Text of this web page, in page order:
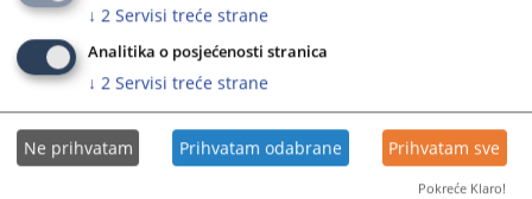
Пратећи документи
Кадровска структура
↓ 2 Servisi treće strane
Analitika o posjećenosti stranica
↓ 2 Servisi treće strane
Ne prihvatam Prihvatam odabrane Prihvatam sve
Pokreće Klaro!